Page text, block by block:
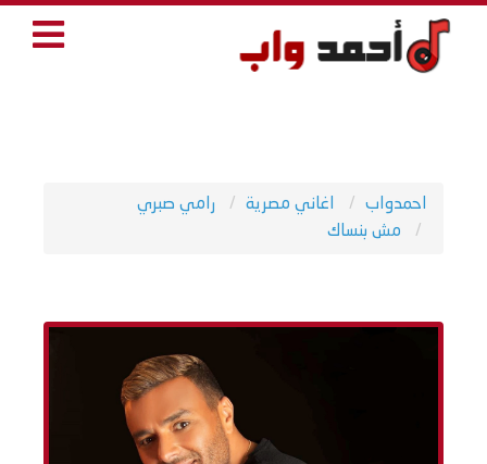
احمدواب اغاني مصرية
رامي صبري
مش بنساك